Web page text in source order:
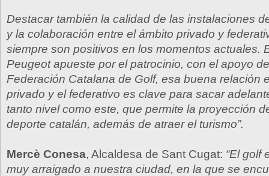
Destacar también la calidad de las instalaciones
y la colaboración entre el ámbito privado y
siempre son positivos en los momentos actuales.
Peugeot apueste por el patrocinio, con el apoyo
Federación Catalana de Golf, esa buena relación
privado y el federativo es clave para sacar
tanto nivel como este, que permite la proyección
deporte catalán, además de atraer el turismo”.
Mercè Conesa, Alcaldesa de Sant Cugat: “El golf
muy arraigado a nuestra ciudad, en la que se